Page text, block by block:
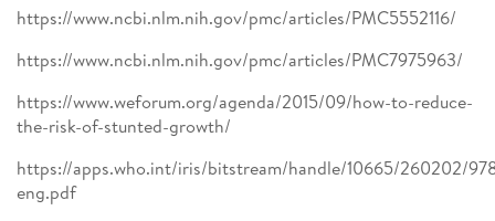
https://www.ncbi.nlm.nih.gov/pmc/articles/PMC5552116/
https://www.ncbi.nlm.nih.gov/pmc/articles/PMC7975963/
https://www.weforum.org/agenda/2015/09/how-to-reduce-
the-risk-of-stunted-growth/
https://apps.who.int/iris/bitstream/handle/10665/260202/
eng.pdf